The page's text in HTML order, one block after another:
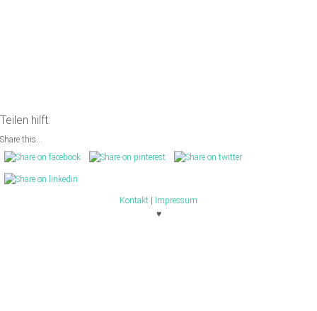
Teilen hilft:
Share this...
Kontakt | Impressum
♥